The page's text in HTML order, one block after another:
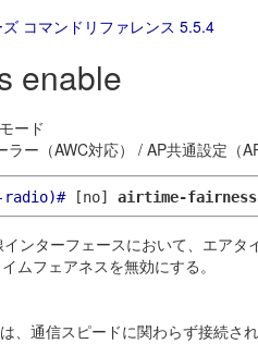
コマンドリファレンス 5.5.4
enable
ード
ラー（AWC対応） / AP共通設定（
[no] airtime-fairness
ンターフェースにおいて、エアタ
ムフェアネスを無効にする。
、通信スピードに関わらず接続